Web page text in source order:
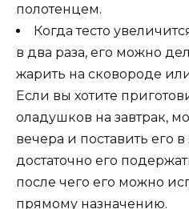
полотенцем.
Когда тесто
в два раза, его можно
жарить на сковороде
Если вы хотите
оладушков на завтрак,
вечера и поставить его
достаточно его
после чего его можно
прямому назначению.